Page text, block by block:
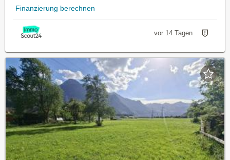
Finanzierung berechnen
vor 14 Tagen